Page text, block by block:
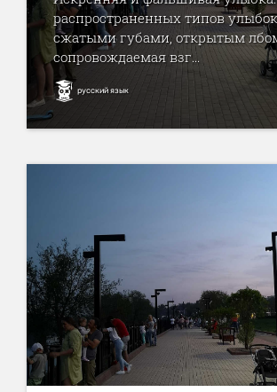
распространенных типов
сжатыми губами, открытым
сопровождаемая взг...
русский язык